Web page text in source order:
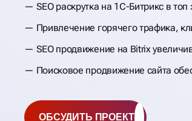
SEO раскрутка на 1С-Битрикс в
Привлечение горячего трафика,
SEO продвижение на Bitrix
Поисковое продвижение сайта
ОБСУДИТЬ ПРОЕКТ